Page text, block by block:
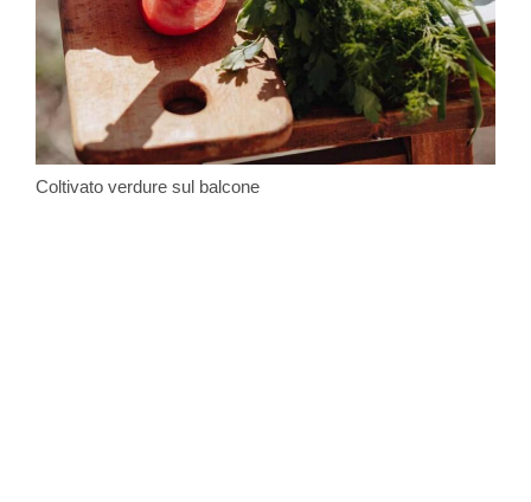
Coltivato verdure sul balcone